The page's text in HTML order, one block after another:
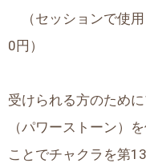
（セッションで使
0円）
受けられる方のため
（パワーストーン）
ことでチャクラを第